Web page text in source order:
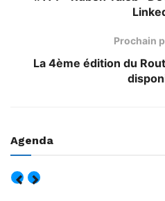
Prochain
La 4ème édition du
Agenda